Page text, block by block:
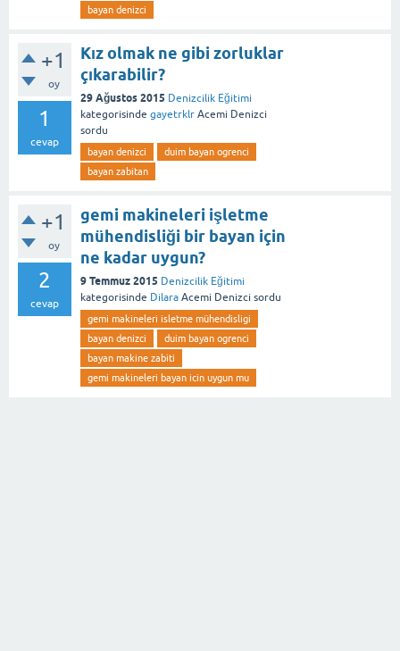
bayan denizci
+1
oy
1
cevap
Kız olmak ne gibi zorluklar
çıkarabilir?
29 Ağustos 2015 Denizcilik Eğitimi
kategorisinde gayetrklr Acemi Denizci
sordu
bayan denizci
duim bayan ogrenci
bayan zabitan
+1
oy
2
cevap
gemi makineleri işletme
mühendisliği bir bayan için
ne kadar uygun?
9 Temmuz 2015 Denizcilik Eğitimi
kategorisinde Dilara Acemi Denizci sordu
gemi makineleri isletme mühendisligi
bayan denizci
duim bayan ogrenci
bayan makine zabiti
gemi makineleri bayan icin uygun mu